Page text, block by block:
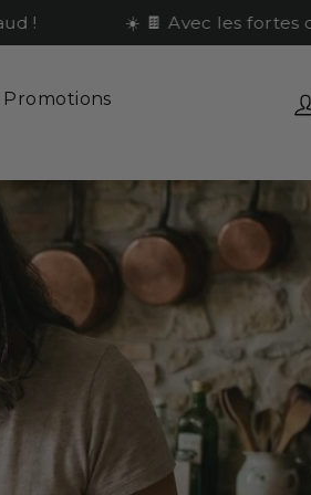
☀️ 🍫 Avec les fortes
Promotions